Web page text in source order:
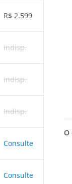
R$ 2.599
Indisp.
Indisp.
Indisp.
Consulte
Consulte
O